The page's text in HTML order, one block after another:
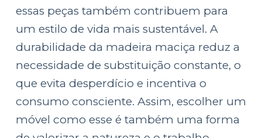
essas peças também contribuem para
um estilo de vida mais sustentável. A
durabilidade da madeira maciça reduz a
necessidade de substituição constante, o
que evita desperdício e incentiva o
consumo consciente. Assim, escolher um
móvel como esse é também uma forma